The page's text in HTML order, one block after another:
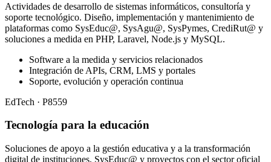
Actividades de desarrollo de sistemas informáticos, consultoría y
soporte tecnológico. Diseño, implementación y mantenimiento de
plataformas como SysEduc@, SysAgu@, SysPymes, CrediRut@ y
soluciones a medida en PHP, Laravel, Node.js y MySQL.
Software a la medida y servicios relacionados
Integración de APIs, CRM, LMS y portales
Soporte, evolución y operación continua
EdTech · P8559
Tecnología para la educación
Soluciones de apoyo a la gestión educativa y a la transformación
digital de instituciones. SysEduc@ y proyectos con el sector oficial